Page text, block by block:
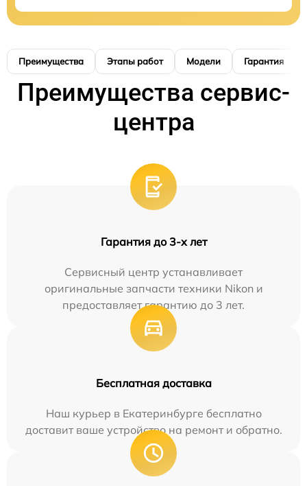
Преимущества Этапы работ Модели Гарантия
Преимущества сервис-
центра
Гарантия до 3-х лет
Сервисный центр устанавливает
оригинальные запчасти техники Nikon и
предоставляет гарантию до 3 лет.
Бесплатная доставка
Наш курьер в Екатеринбурге бесплатно
доставит ваше устройство на ремонт и обратно.